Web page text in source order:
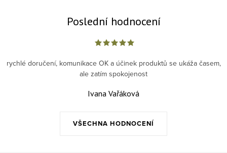
Poslední hodnocení
VŠECHNA HODNOCENÍ
rychlé doručení, komunikace OK a účinek produktů se ukáža časem,
ale zatím spokojenost
Ivana Vařáková